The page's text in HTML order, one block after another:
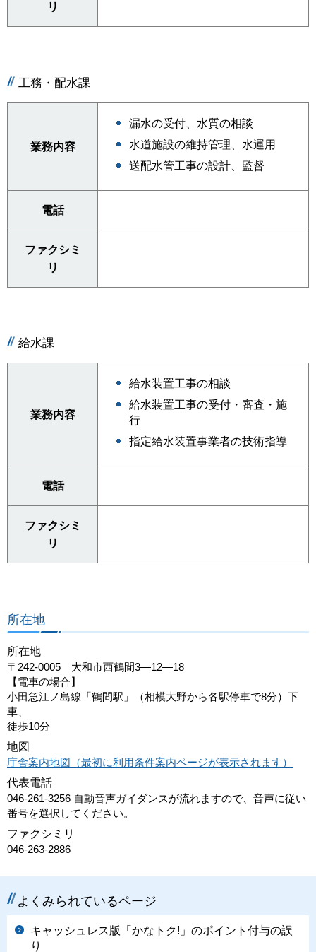
リ
工務・配水課
業務内容
漏水の受付、水質の相談
水道施設の維持管理、水運用
送配水管工事の設計、監督
電話
ファクシミ
リ
給水課
業務内容
給水装置工事の相談
給水装置工事の受付・審査・施
行
指定給水装置事業者の技術指導
電話
ファクシミ
リ
所在地
所在地
〒242-0005 大和市西鶴間3―12―18
【電車の場合】
小田急江ノ島線「鶴間駅」（相模大野から各駅停車で8分）下
車、
徒歩10分
地図
庁舎案内地図（最初に利用条件案内ページが表示されます）
代表電話
046-261-3256 自動音声ガイダンスが流れますので、音声に従い
番号を選択してください。
ファクシミリ
046-263-2886
よくみられているページ
キャッシュレス版「かなトク!」のポイント付与の誤
り